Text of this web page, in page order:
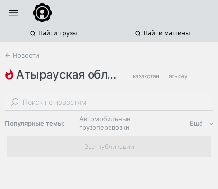
Найти грузы Найти машины
← Новости
атырауская область казахстан атырау
казавтожол
Популярные темы:
Автомобильные
грузоперевозки
Региональная
логистика
Ещё
Все публикации